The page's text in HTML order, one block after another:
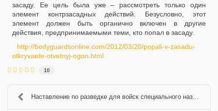
засаду. Ее цель была уже – рассмотреть только один
элемент контрзасадных действий. Безусловно, этот
элемент должен быть органично включен в другие
действия, предпринимаемыми теми, кто попал в засаду.
http://bodyguardsonline.com/2012/03/20/popali-v-zasadu-
otkryvaete-otvetnyj-ogon.html
10
Наставление по разведке для войск специального наз...